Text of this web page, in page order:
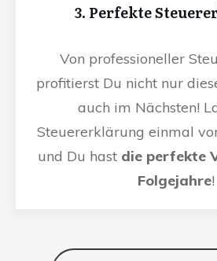
3. Perfekte
Von professioneller
profitierst Du nicht nur
auch im Nächsten!
Steuererklärung einmal
und Du hast die perfekte
Folgejahre!